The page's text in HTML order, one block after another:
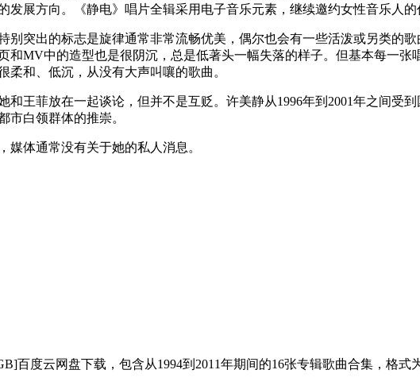
展方向。《静电》唱片全辑采用电子音乐元素，继续邀约女性音乐人的
突出的标志是旋律通常非常流畅优美，偶尔也会有一些活泼或另类的
MV中的造型也是很阴沉，总是低著头一幅失落的样子。但基本每一张
和、低沉，从没有大声叫嚷的歌曲。
王菲放在一起谈论，但并不是互贬。许美静从1996年到2001年之间受
市白领群体的推崇。
体通常没有关于她的私人消息。
百度云网盘下载，包含从1994到2011年期间的16张专辑歌曲合集，格